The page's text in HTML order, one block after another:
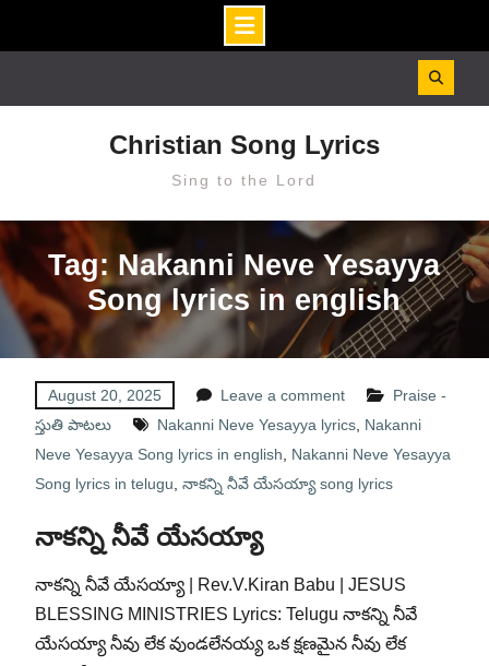
Christian Song Lyrics
Sing to the Lord
Tag: Nakanni Neve Yesayya
Song lyrics in english
August 20, 2025 Leave a comment
Praise -
స్తుతి పాటలు
Nakanni Neve Yesayya lyrics, Nakanni
Neve Yesayya Song lyrics in english
Nakanni Neve Yesayya
Song lyrics in telugu నాకన్ని నీవే యేసయ్యా song lyrics
నాకన్ని నీవే యేసయ్యా
నాకన్ని నీవే యేసయ్యా | Rev.V.Kiran Babu | JESUS
BLESSING MINISTRIES Lyrics: Telugu నాకన్ని నీవే
యేసయ్యా నీవు లేక వుండలేనయ్య ఒక క్షణమైన నీవు లేక